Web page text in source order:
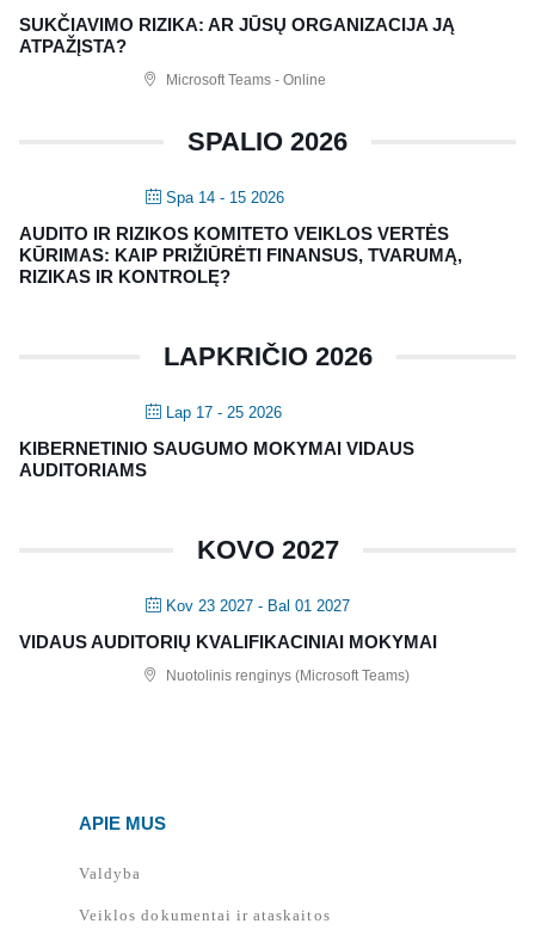
SUKČIAVIMO RIZIKA: AR JŪSŲ ORGANIZACIJA JĄ
ATPAŽĮSTA?
Microsoft Teams - Online
SPALIO 2026
Spa 14 - 15 2026
AUDITO IR RIZIKOS KOMITETO VEIKLOS VERTĖS
KŪRIMAS: KAIP PRIŽIŪRĖTI FINANSUS, TVARUMĄ,
RIZIKAS IR KONTROLĘ?
LAPKRIČIO 2026
Lap 17 - 25 2026
KIBERNETINIO SAUGUMO MOKYMAI VIDAUS
AUDITORIAMS
KOVO 2027
Kov 23 2027 - Bal 01 2027
VIDAUS AUDITORIŲ KVALIFIKACINIAI MOKYMAI
Nuotolinis renginys (Microsoft Teams)
APIE MUS
Valdyba
Veiklos dokumentai ir ataskaitos